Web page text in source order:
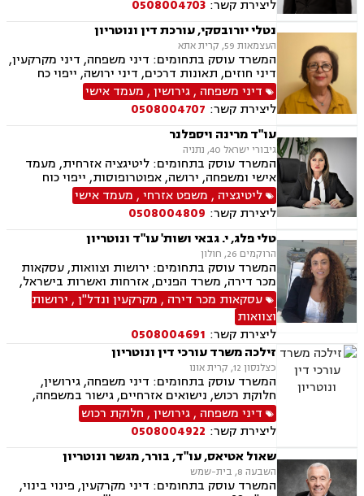
ליצירת קשר: 0508004703
נטלי יורובסקי, עורכת דין ונוטריון
העצמאות 59, קרית אתא
המשרד עוסק בתחומים: דיני משפחה, דיני מקרקעין,
דיני חוזים, תאונות דרכים, דיני ירושה, ייפוי כח
מתמשך, אפוטרופסות, מזונות , משמורת , ייצוג מול
משרד הפנים בעניין אזרחות ותושבות קבע, התרת
נישואין, אבהות , לרבות טיפול בעניין האבהות בנוהל
חו"ל, עריכת הסכמי יחסי ממון ו/או הסכמי חיים
משותפים ואישורם בבתי משפט ו/או כנוטריון ,גישור,
, ייצוג בבתי משפט ,עריכת צוואות וטיפול בעניין צו
ירושה וצו קיום צוואה ,חוות דעת בדין רוסי
ואוקראיני, שירותי נוטריון_, טיפול בעסקאות
מקרקעין, רישום בטאבו.
דיני משפחה ,גירושין, מעמד אישי
ליצירת קשר: 0508004707
עו"ד מרינה ויספלנר
גיבורי ישראל 40, נתניה
המשרד עוסק בתחומים: ליטיגציה אזרחית, מעמד
אישי ומשפחה, ירושה, אפוטרופוסות, ייפוי כוח
מתמשך
ליטיגציה , משפט אזרחי , מעמד אישי
ליצירת קשר: 0508004809
טלי פלג, י. גבאי ושות' עו"ד ונוטריון
הרוקמים 26, חולון
המשרד עוסק בתחומים: ירושות וצוואות, עסקאות
מכר דירה, משרד הפנים, אזרחות ואשרות בישראל,
דיני משפחה, דיני מקרקעין
עסקאות מכר דירה , מקרקעין ונדל"ן, ירושות
וצוואות
ליצירת קשר: 0508004691
זילכה משרד עורכי דין ונוטריון
כצלנסון 12, קרית אונו
המשרד עוסק בתחומים: דיני משפחה, גירושין,
חלוקת רכוש, נישואים אזרחיים, גישור במשפחה,
ירושות וצוואות, הסכמי ממון, אפוטרופסות,
משמורת, מזונות, ייפוי כוח מתמשך, דיני עבודה,
דיני מקרקעין, תמ"א 38, מגרשים לבניה , הפקעת
קרקעות, פינוי בינוי, תכנון ובניה, עסקאות מכר דירה,
ליקויי בנייה, מיסוי נדל"ן, נדל"ן, נזיקין, לשון הרע,
תאונות דרכים, תאונות עבודה, דיני חברות, ליווי
עסקי, ליווי מיזמי סטארטאפ, קניין רוחני, רשלנות
דיני משפחה ,גירושין, חלוקת רכוש
ליצירת קשר: 0508004922
שאול אטיאס, עו"ד, בורר, מגשר ונוטריון
השבעה 8, בית-שמש
המשרד עוסק בתחומים: דיני מקרקעין, פינוי בינוי,